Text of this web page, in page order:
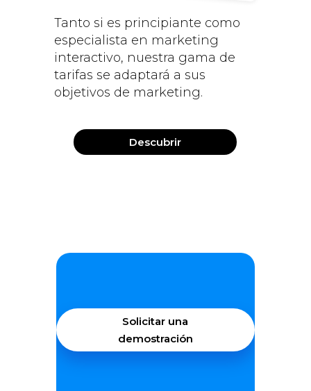
Tanto si es principiante como
especialista en marketing
interactivo, nuestra gama de
tarifas se adaptará a sus
objetivos de marketing.
Descubrir
Solicitar una
demostración